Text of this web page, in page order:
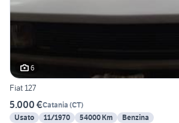
6
Fiat 127
5.000 €Catania (CT)
Usato
11/1970 54000 Km Benzina